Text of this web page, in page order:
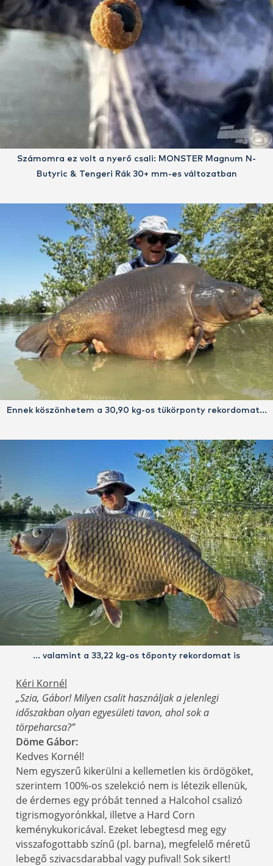
Számomra ez volt a nyerő csali: MONSTER Magnum N-
Butyric & Tengeri Rák 30+ mm-es változatban
Ennek köszönhetem a 30,90 kg-os tükörponty rekordomat…
… valamint a 33,22 kg-os tőponty rekordomat is
Kéri Kornél
„Szia, Gábor! Milyen csalit használjak a jelenlegi
időszakban olyan egyesületi tavon, ahol sok a
törpeharcsa?”
Döme Gábor:
Kedves Kornél!
Nem egyszerű kikerülni a kellemetlen kis ördögöket,
szerintem 100%-os szelekció nem is létezik ellenük,
de érdemes egy próbát tenned a Halcohol csalizó
tigrismogyorónkkal, illetve a Hard Corn
keménykukoricával. Ezeket lebegtesd meg egy
visszafogottabb színű (pl. barna), megfelelő méretű
lebegő szivacsdarabbal vagy pufival! Sok sikert!